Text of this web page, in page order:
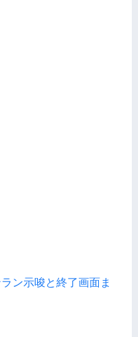
ン示唆と終了画面ま